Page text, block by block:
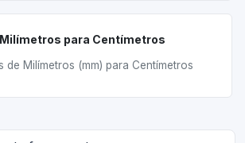
para Centímetros
de Milímetros (mm) para Centímetros